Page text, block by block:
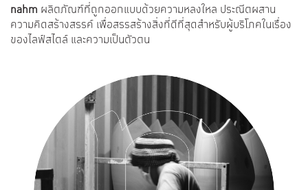
nahm ผลิตภัณฑ์ที่ถูกออกแบบด้วยความหลงใหล ประณีตผสาน
ความคิดสร้างสรรค์ เพื่อสรรสร้างสิ่งที่ดีที่สุดสำหรับผู้บริโภคในเรื่อง
ของไลฟ์สไตล์ และความเป็นตัวตน